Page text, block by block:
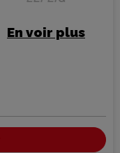
En voir plus